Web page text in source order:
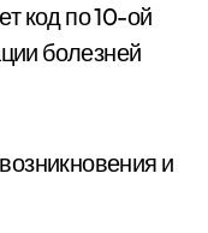
код по 10-ой
болезней